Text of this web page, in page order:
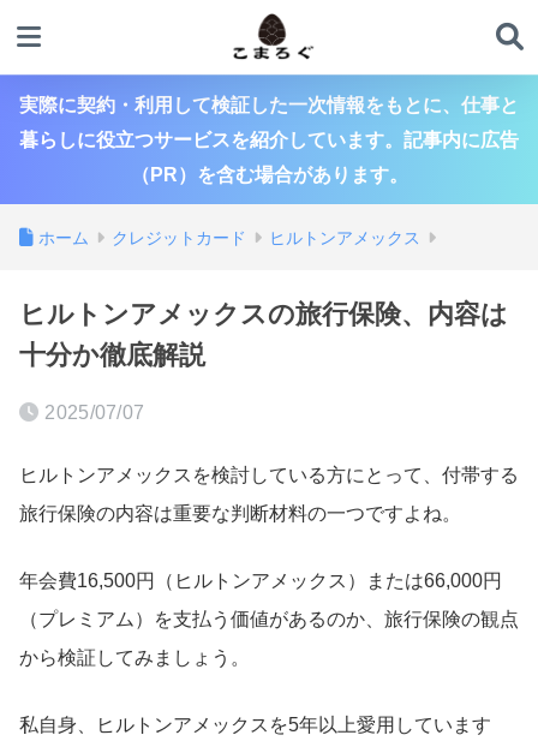
実際に契約・利用して検証した一次情報をもとに、仕事と
暮らしに役立つサービスを紹介しています。記事内に広告
（PR）を含む場合があります。
ホーム クレジットカード ヒルトンアメックス
ヒルトンアメックスの旅行保険、内容は
十分か徹底解説
2025/07/07
ヒルトンアメックスを検討している方にとって、付帯する
旅行保険の内容は重要な判断材料の一つですよね。
年会費16,500円（ヒルトンアメックス）または66,000円
（プレミアム）を支払う価値があるのか、旅行保険の観点
から検証してみましょう。
私自身、ヒルトンアメックスを5年以上愛用しています